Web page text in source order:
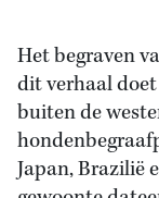
Het begraven
dit verhaal
buiten de
Japan, Brazilië